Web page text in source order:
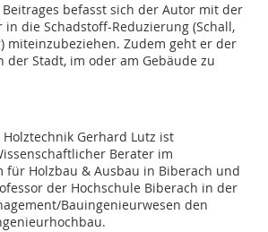
befasst sich der Autor mit der
in die Schadstoff-Reduzierung (Schall,
miteinzubeziehen. Zudem geht er der
der Stadt, im oder am Gebäude zu
Holztechnik Gerhard Lutz ist
Berater im
für Holzbau & Ausbau in Biberach und
der Hochschule Biberach in der
Bauingenieurwesen den